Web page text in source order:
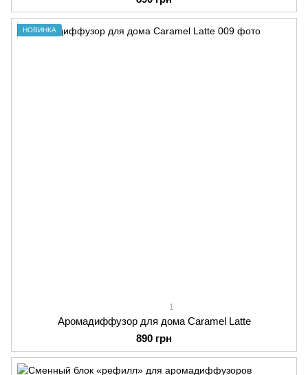
НОВИНКА
1
Аромадиффузор для дома Caramel Latte
890 грн